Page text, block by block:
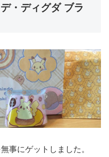
・ディグダ ブラ
事にゲットしました。